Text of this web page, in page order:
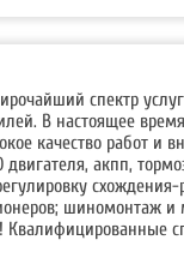
спектр
В настоящее
качество работ и
акпп,
схождения-
шиномонтаж и
Квалифицированные